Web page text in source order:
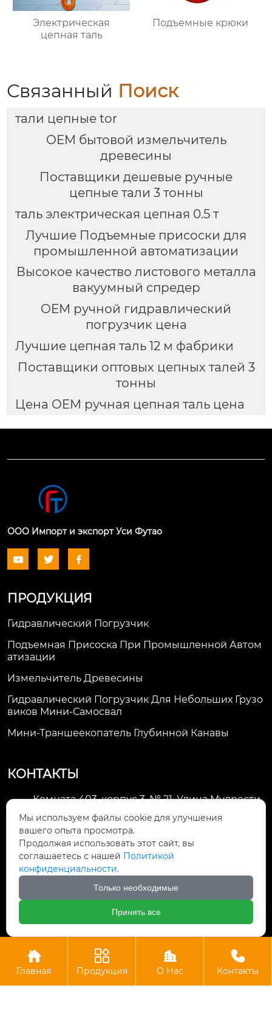
Электрическая
цепная таль
Подъемные крюки
Связанный Поиск
тали цепные tor
OEM бытовой измельчитель
древесины
Поставщики дешевые ручные
цепные тали 3 тонны
таль электрическая цепная 0.5 т
Лучшие Подъемные присоски для
промышленной автоматизации
Высокое качество листового металла
вакуумный спредер
OEM ручной гидравлический
погрузчик цена
Лучшие цепная таль 12 м фабрики
Поставщики оптовых цепных талей 3
тонны
Цена OEM ручная цепная таль цена
ООО Импорт и экспорт Уси Футао
  
ПРОДУКЦИЯ
Гидравлический Погрузчик
Подъемная Присоска При Промышленной Автом
Атизации
Измельчитель Древесины
Гидравлический Погрузчик Для Небольших Грузо
Виков Мини-Самосвал
Мини-Траншеекопатель Глубинной Канавы
КОНТАКТЫ
Комната 403, корпус 3, № 21, Улица Мудрости,
Зона экономического развития Хуэйшань,
город Уси
li@futaogroup.com

Авторское право©ООО Импорт и экспорт Уси Футао

Главная

Продукция

О Нас

Контакты
Мы используем файлы cookie для улучшения
вашего опыта просмотра.
Продолжая использовать этот сайт, вы
соглашаетесь с нашей Политикой
конфиденциальности.
Только необходимые
Принять все